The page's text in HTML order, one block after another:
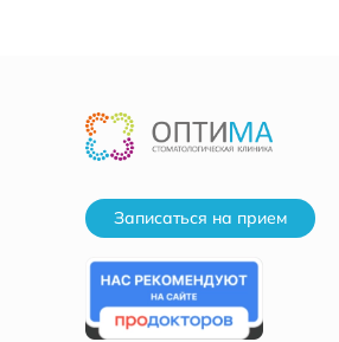
Записаться на прием